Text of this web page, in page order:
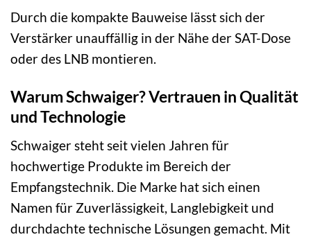
Durch die kompakte Bauweise lässt sich der
Verstärker unauffällig in der Nähe der SAT-Dose
oder des LNB montieren.
Warum Schwaiger? Vertrauen in Qualität
und Technologie
Schwaiger steht seit vielen Jahren für
hochwertige Produkte im Bereich der
Empfangstechnik. Die Marke hat sich einen
Namen für Zuverlässigkeit, Langlebigkeit und
durchdachte technische Lösungen gemacht. Mit